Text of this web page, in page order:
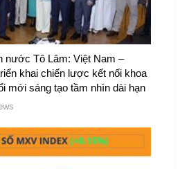
nước Tô Lâm: Việt Nam –
khai chiến lược kết nối khoa
mới sáng tạo tầm nhìn dài hạn